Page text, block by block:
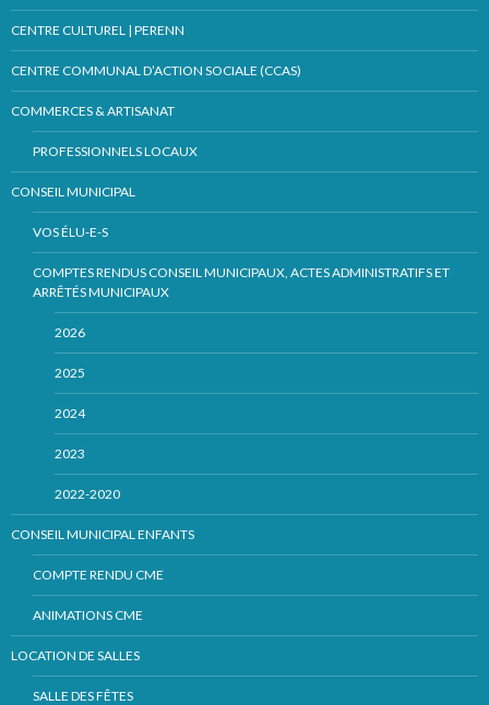
CENTRE CULTUREL | PERENN
CENTRE COMMUNAL D’ACTION SOCIALE (CCAS)
COMMERCES & ARTISANAT
PROFESSIONNELS LOCAUX
CONSEIL MUNICIPAL
VOS ÉLU-E-S
COMPTES RENDUS CONSEIL MUNICIPAUX, ACTES ADMINISTRATIFS ET
ARRÊTÉS MUNICIPAUX
2026
2025
2024
2023
2022-2020
CONSEIL MUNICIPAL ENFANTS
COMPTE RENDU CME
ANIMATIONS CME
LOCATION DE SALLES
SALLE DES FÊTES